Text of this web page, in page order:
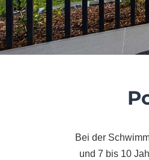
Bei der
und 7 bis 10